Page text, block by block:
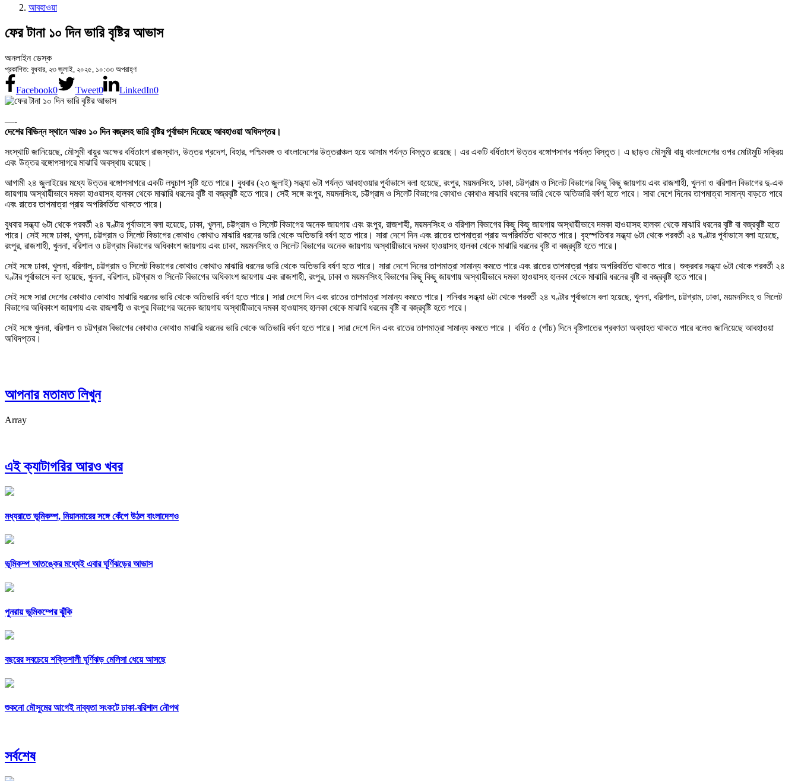
আবহাওয়া
ফের টানা ১০ দিন ভারি বৃষ্টির আভাস
অনলাইন ডেস্ক
প্রকাশিত: বুধবার, ২৩ জুলাই, ২০২৫, ১০:৩৩ অপরাহ্ণ
Facebook0 Tweet0 LinkedIn0
—-
দেশের বিভিন্ন স্থানে আরও ১০ দিন বজ্রসহ ভারি বৃষ্টির পূর্বাভাস দিয়েছে আবহাওয়া অধিদপ্তর।
সংস্থাটি জানিয়েছে, মৌসুমী বায়ুর অক্ষের বর্ধিতাংশ রাজস্থান, উত্তর প্রদেশ, বিহার, পশ্চিমবঙ্গ ও বাংলাদেশের উত্তরাঞ্চল হয়ে আসাম পর্যন্ত বিস্তৃত রয়েছে। এর একটি বর্ধিতাংশ উত্তর বঙ্গোপসাগর পর্যন্ত বিস্তৃত। এ ছাড়ও মৌসুমী বায়ু বাংলাদেশের ওপর মোটামুটি সক্রিয়
এবং উত্তর বঙ্গোপসাগরে মাঝারি অবস্থায় রয়েছে।
আগামী ২৪ জুলাইয়ের মধ্যে উত্তর বঙ্গোপসাগরে একটি লঘুচাপ সৃষ্টি হতে পারে। বুধবার (২৩ জুলাই) সন্ধ্যা ৬টা পর্যন্ত আবহাওয়ার পূর্বাভাসে বলা হয়েছে, রংপুর, ময়মনসিংহ, ঢাকা, চট্টগ্রাম ও সিলেট বিভাগের কিছু কিছু জায়গায় এবং রাজশাহী, খুলনা ও বরিশাল বিভাগের দু-এক
জায়গায় অস্থায়ীভাবে দমকা হাওয়াসহ হালকা থেকে মাঝারি ধরনের বৃষ্টি বা বজ্রবৃষ্টি হতে পারে। সেই সঙ্গে রংপুর, ময়মনসিংহ, চট্টগ্রাম ও সিলেট বিভাগের কোথাও কোথাও মাঝারি ধরনের ভারি থেকে অতিভারি বর্ষণ হতে পারে। সারা দেশে দিনের তাপমাত্রা সামান্য বাড়তে পারে
এবং রাতের তাপমাত্রা প্রায় অপরিবর্তিত থাকতে পারে।
বুধবার সন্ধ্যা ৬টা থেকে পরবর্তী ২৪ ঘণ্টার পূর্বাভাসে বলা হয়েছে, ঢাকা, খুলনা, চট্টগ্রাম ও সিলেট বিভাগের অনেক জায়গায় এবং রংপুর, রাজশাহী, ময়মনসিংহ ও বরিশাল বিভাগের কিছু কিছু জায়গায় অস্থায়ীভাবে দমকা হাওয়াসহ হালকা থেকে মাঝারি ধরনের বৃষ্টি বা বজ্রবৃষ্টি হতে
পারে। সেই সঙ্গে ঢাকা, খুলনা, চট্টগ্রাম ও সিলেট বিভাগের কোথাও কোথাও মাঝারি ধরনের ভারি থেকে অতিভারি বর্ষণ হতে পারে। সারা দেশে দিন এবং রাতের তাপমাত্রা প্রায় অপরিবর্তিত থাকতে পারে। বৃহস্পতিবার সন্ধ্যা ৬টা থেকে পরবর্তী ২৪ ঘণ্টার পূর্বাভাসে বলা হয়েছে,
রংপুর, রাজশাহী, খুলনা, বরিশাল ও চট্টগ্রাম বিভাগের অধিকাংশ জায়গায় এবং ঢাকা, ময়মনসিংহ ও সিলেট বিভাগের অনেক জায়গায় অস্থায়ীভাবে দমকা হাওয়াসহ হালকা থেকে মাঝারি ধরনের বৃষ্টি বা বজ্রবৃষ্টি হতে পারে।
সেই সঙ্গে ঢাকা, খুলনা, বরিশাল, চট্টগ্রাম ও সিলেট বিভাগের কোথাও কোথাও মাঝারি ধরনের ভারি থেকে অতিভারি বর্ষণ হতে পারে। সারা দেশে দিনের তাপমাত্রা সামান্য কমতে পারে এবং রাতের তাপমাত্রা প্রায় অপরিবর্তিত থাকতে পারে। শুক্রবার সন্ধ্যা ৬টা থেকে পরবর্তী ২৪
ঘণ্টার পূর্বাভাসে বলা হয়েছে, খুলনা, বরিশাল, চট্টগ্রাম ও সিলেট বিভাগের অধিকাংশ জায়গায় এবং রাজশাহী, রংপুর, ঢাকা ও ময়মনসিংহ বিভাগের কিছু কিছু জায়গায় অস্থায়ীভাবে দমকা হাওয়াসহ হালকা থেকে মাঝারি ধরনের বৃষ্টি বা বজ্রবৃষ্টি হতে পারে।
সেই সঙ্গে সারা দেশের কোথাও কোথাও মাঝারি ধরনের ভারি থেকে অতিভারি বর্ষণ হতে পারে। সারা দেশে দিন এবং রাতের তাপমাত্রা সামান্য কমতে পারে। শনিবার সন্ধ্যা ৬টা থেকে পরবর্তী ২৪ ঘণ্টার পূর্বাভাসে বলা হয়েছে, খুলনা, বরিশাল, চট্টগ্রাম, ঢাকা, ময়মনসিংহ ও সিলেট
বিভাগের অধিকাংশ জায়গায় এবং রাজশাহী ও রংপুর বিভাগের অনেক জায়গায় অস্থায়ীভাবে দমকা হাওয়াসহ হালকা থেকে মাঝারি ধরনের বৃষ্টি বা বজ্রবৃষ্টি হতে পারে।
সেই সঙ্গে খুলনা, বরিশাল ও চট্টগ্রাম বিভাগের কোথাও কোথাও মাঝারি ধরনের ভারি থেকে অতিভারি বর্ষণ হতে পারে। সারা দেশে দিন এবং রাতের তাপমাত্রা সামান্য কমতে পারে । বর্ধিত ৫ (পাঁচ) দিনে বৃষ্টিপাতের প্রবণতা অব্যাহত থাকতে পারে বলেও জানিয়েছে আবহাওয়া
অধিদপ্তর।
আপনার মতামত লিখুন
Array
এই ক্যাটাগরির আরও খবর
মধ্যরাতে ভূমিকম্প, মিয়ানমারের সঙ্গে কেঁপে উঠল বাংলাদেশও
ভূমিকম্প আতঙ্কের মধ্যেই এবার ঘূর্ণিঝড়ের আভাস
পুনরায় ভূমিকম্পের ঝুঁকি
বছরের সবচেয়ে শক্তিশালী ঘূর্ণিঝড় মেলিসা ধেয়ে আসছে
শুকনো মৌসুমের আগেই নাব্যতা সংকটে ঢাকা-বরিশাল নৌপথ
সর্বশেষ